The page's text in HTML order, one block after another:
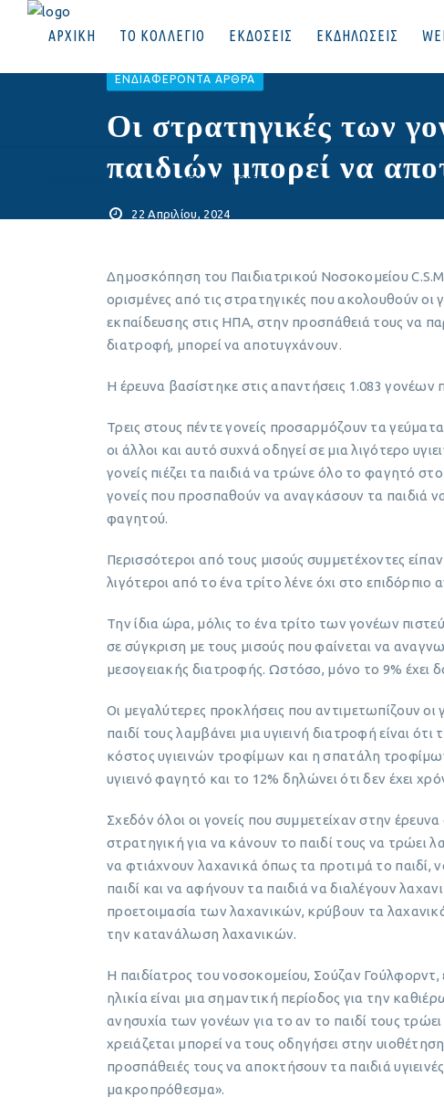
ΑΡΧΙΚΗ ΤΟ ΚΟΛΛΕΓΙΟ ΕΚΔΟΣΕΙΣ ΕΚΔΗΛΩΣΕΙΣ
ΕΠΙΚΟΙΝΩΝΙΑ | ΣΥΝΔΕΘΕΙΤΕ
EΝΔΙΑΦΈΡΟΝΤΑ ΆΡΘΡΑ
Οι στρατηγικές των
παιδιών μπορεί να
22 Απριλίου, 2024
Δημοσκόπηση του Παιδιατρικού Νοσοκομείου
ορισμένες από τις στρατηγικές που ακολουθούν οι
εκπαίδευσης στις ΗΠΑ, στην προσπάθειά τους να
διατροφή, μπορεί να αποτυγχάνουν.
Η έρευνα βασίστηκε στις απαντήσεις 1.083
Τρεις στους πέντε γονείς προσαρμόζουν τα
οι άλλοι και αυτό συχνά οδηγεί σε μια λιγότερο
γονείς πιέζει τα παιδιά να τρώνε όλο το φαγητό
γονείς που προσπαθούν να αναγκάσουν τα παιδιά
φαγητού.
Περισσότεροι από τους μισούς συμμετέχοντες
λιγότεροι από το ένα τρίτο λένε όχι στο επιδόρπιο
Την ίδια ώρα, μόλις το ένα τρίτο των γονέων
σε σύγκριση με τους μισούς που φαίνεται να
μεσογειακής διατροφής. Ωστόσο, μόνο το 9% έχει
Οι μεγαλύτερες προκλήσεις που αντιμετωπίζουν
παιδί τους λαμβάνει μια υγιεινή διατροφή είναι
κόστος υγιεινών τροφίμων και η σπατάλη
υγιεινό φαγητό και το 12% δηλώνει ότι δεν έχει
Σχεδόν όλοι οι γονείς που συμμετείχαν στην
στρατηγική για να κάνουν το παιδί τους να τρώει
να φτιάχνουν λαχανικά όπως τα προτιμά το παιδί,
παιδί και να αφήνουν τα παιδιά να διαλέγουν
προετοιμασία των λαχανικών, κρύβουν τα
την κατανάλωση λαχανικών.
Η παιδίατρος του νοσοκομείου, Σούζαν Γούλφορντ,
ηλικία είναι μια σημαντική περίοδος για την
ανησυχία των γονέων για το αν το παιδί τους
χρειάζεται μπορεί να τους οδηγήσει στην
προσπάθειές τους να αποκτήσουν τα παιδιά
μακροπρόθεσμα».